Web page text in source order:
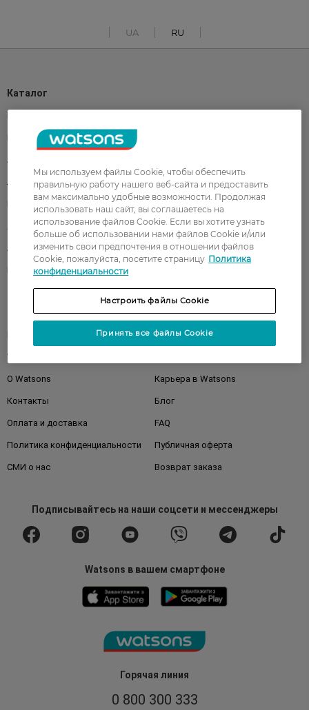
UA RU
Горячая линия
0 800 300 333
Каталог
Парфюмерия
Акции
Лицо Тело
Волосы
Аксессуары Дерматокосметика
Бренды
Клиентам
Магазины
Watsons Club
О Watsons Карьера в Watsons
Контакты Блог
Оплата и доставка FAQ
Политика конфиденциальности Публичная оферта
СМИ о нас Возврат заказа
Подписывайтесьна наши соцсети и мессенджеры
Watsons в вашем смартфоне
Мы используем файлы Cookie, чтобы обеспечить
правильную работу нашего веб-сайта и предоставить
вам максимально удобные возможности. Продолжая
использовать наш сайт, вы соглашаетесь на
использование файлов Cookie. Если вы хотите узнать
больше об использовании нами файлов Cookie и/или
изменить свои предпочтения в отношении файлов
Cookie, пожалуйста, посетите страницу Политика
конфиденциальности
Настроить файлы Cookie
Принять все файлы Cookie